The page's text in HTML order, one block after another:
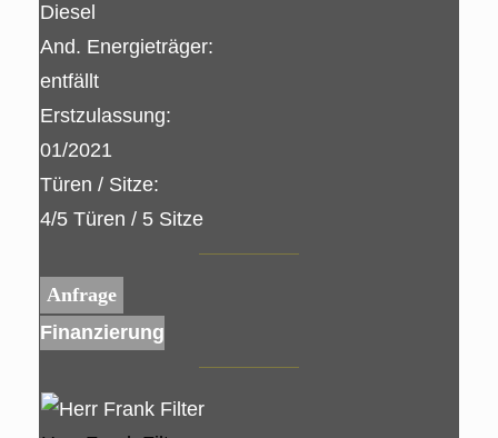
Diesel
And. Energieträger:
entfällt
Erstzulassung:
01/2021
Türen / Sitze:
4/5 Türen / 5 Sitze
Anfrage
Finanzierung